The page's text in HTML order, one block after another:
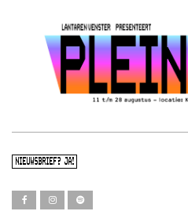
NIEUWSBRIEF? JA!